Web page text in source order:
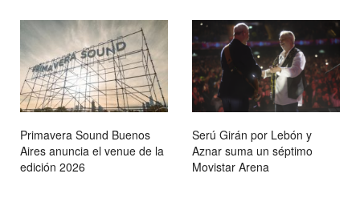
Primavera Sound Buenos
Aires anuncia el venue de la
edición 2026
Serú Girán por Lebón y
Aznar suma un séptimo
Movistar Arena